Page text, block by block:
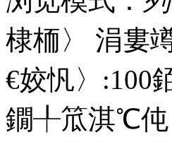
棣栭〉 涓婁
€姣忛〉:100
鐗╀笟淇℃伅